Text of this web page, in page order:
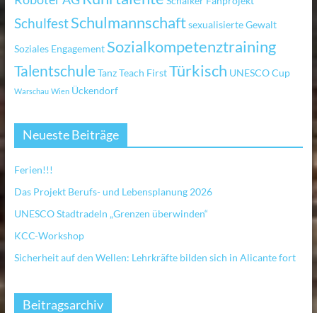
SchulfestSchulmannschaftsexualisierte Gewalt
Soziales Engagement Sozialkompetenztraining
TalentschuleTanzTeach FirstTürkisch UNESCO Cup
Warschau Wien Ückendorf
Neueste Beiträge
Ferien!!!
Das Projekt Berufs- und Lebensplanung 2026
UNESCO Stadtradeln „Grenzen überwinden“
KCC-Workshop
Sicherheit auf den Wellen: Lehrkräfte bilden sich in Alicante fort
Beitragsarchiv